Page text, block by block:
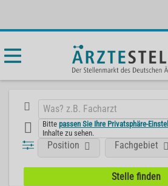
Bittepassen Sie Ihre Privatsphäre-
Inhalte zu sehen.
Position Fachgebiet